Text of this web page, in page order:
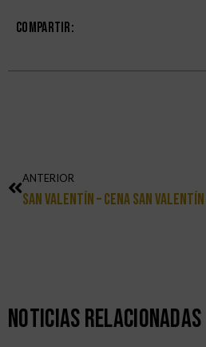
Compartir:
ANTERIOR
San Valentín – Cena San
Noticias Relacionadas